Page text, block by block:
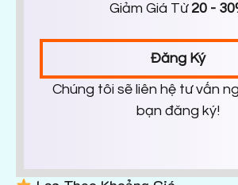
Giảm Giá Từ 20 -
Đăng Ký
Chúng tôi sẽ liên hệ tư vấn
bạn đăng ký!